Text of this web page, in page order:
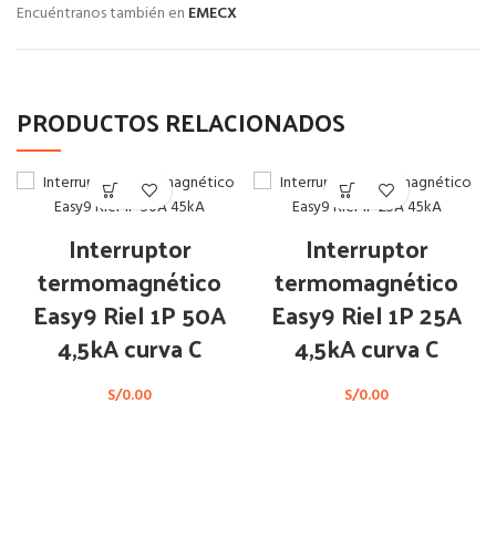
Encuéntranos también en EMECX
PRODUCTOS RELACIONADOS
Interruptor
termomagnético
Easy9 Riel 1P 50A
4,5kA curva C
S/0.00
Interruptor
termomagnético
Easy9 Riel 1P 25A
4,5kA curva C
S/0.00